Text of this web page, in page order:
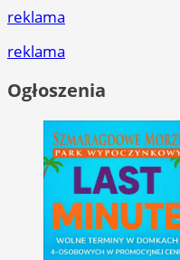
reklama
reklama
Ogłoszenia